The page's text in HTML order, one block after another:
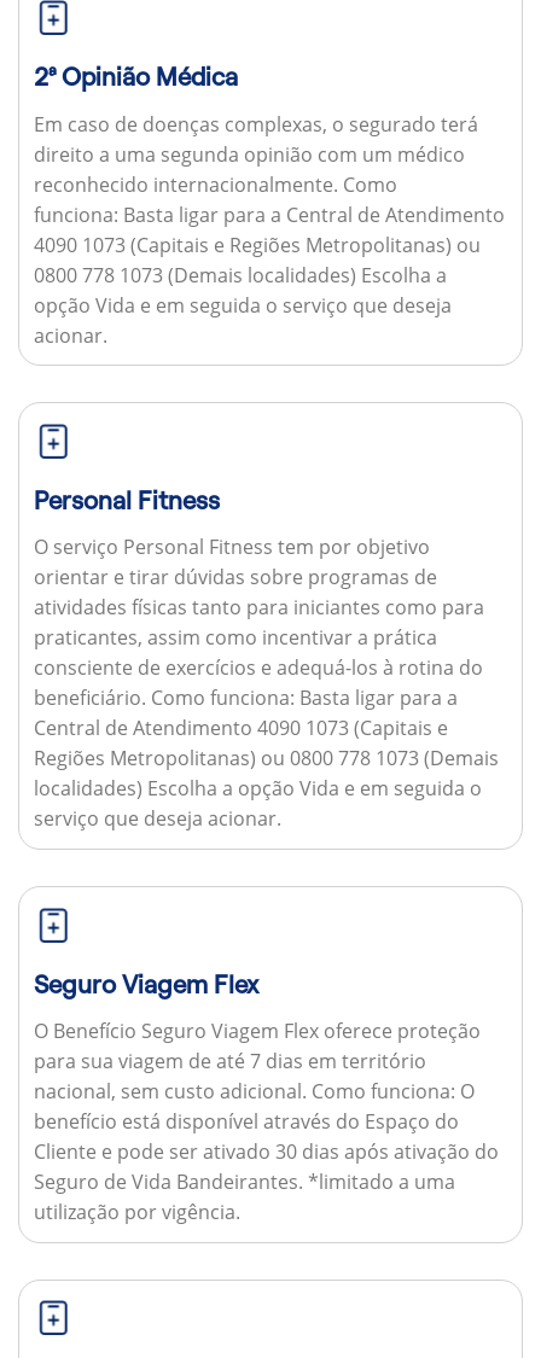
2ª Opinião Médica
Em caso de doenças complexas, o segurado terá
direito a uma segunda opinião com um médico
reconhecido internacionalmente. Como
funciona: Basta ligar para a Central de Atendimento
4090 1073 (Capitais e Regiões Metropolitanas) ou
0800 778 1073 (Demais localidades) Escolha a
opção Vida e em seguida o serviço que deseja
acionar.
Personal Fitness
O serviço Personal Fitness tem por objetivo
orientar e tirar dúvidas sobre programas de
atividades físicas tanto para iniciantes como para
praticantes, assim como incentivar a prática
consciente de exercícios e adequá-los à rotina do
beneficiário. Como funciona: Basta ligar para a
Central de Atendimento 4090 1073 (Capitais e
Regiões Metropolitanas) ou 0800 778 1073 (Demais
localidades) Escolha a opção Vida e em seguida o
serviço que deseja acionar.
Seguro Viagem Flex
O Benefício Seguro Viagem Flex oferece proteção
para sua viagem de até 7 dias em território
nacional, sem custo adicional. Como funciona: O
benefício está disponível através do Espaço do
Cliente e pode ser ativado 30 dias após ativação do
Seguro de Vida Bandeirantes. *limitado a uma
utilização por vigência.